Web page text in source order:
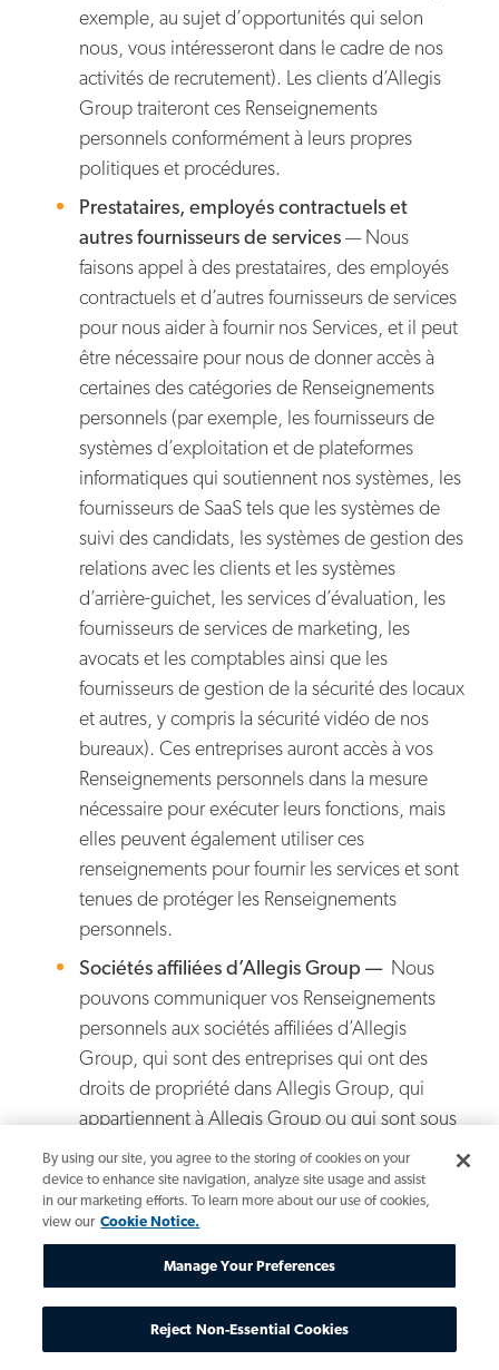
exemple, au sujet d’opportunités qui selon
nous, vous intéresseront dans le cadre de nos
activités de recrutement). Les clients d’Allegis
Group traiteront ces Renseignements
personnels conformément à leurs propres
politiques et procédures.
Prestataires, employés contractuels et
autres fournisseurs de services— Nous
faisons appel à des prestataires, des employés
contractuels et d’autres fournisseurs de services
pour nous aider à fournir nos Services, et il peut
être nécessaire pour nous de donner accès à
certaines des catégories de Renseignements
personnels (par exemple, les fournisseurs de
systèmes d’exploitation et de plateformes
informatiques qui soutiennent nos systèmes, les
fournisseurs de SaaS tels que les systèmes de
suivi des candidats, les systèmes de gestion des
relations avec les clients et les systèmes
d’arrière-guichet, les services d’évaluation, les
fournisseurs de services de marketing, les
avocats et les comptables ainsi que les
fournisseurs de gestion de la sécurité des locaux
et autres, y compris la sécurité vidéo de nos
bureaux). Ces entreprises auront accès à vos
Renseignements personnels dans la mesure
nécessaire pour exécuter leurs fonctions, mais
elles peuvent également utiliser ces
renseignements pour fournir les services et sont
tenues de protéger les Renseignements
personnels.
Sociétés affiliées d’Allegis Group — Nous
pouvons communiquer vos Renseignements
personnels aux sociétés affiliées d’Allegis
Group, qui sont des entreprises qui ont des
droits de propriété dans Allegis Group, qui
appartiennent à Allegis Group ou qui sont sous
contrôle conjoint avec Allegis Group par
exemple pour trouver des offres d’emploi qui
correspondent à votre profil ou pour utiliser des
Partenaires de transferts commerciaux— Il
pourrait arriver, pour des raisons stratégiques ou
By using our site, you agree to the storing of cookies on your
device to enhance site navigation, analyze site usage and assist
in our marketing efforts. To learn more about our use of cookies,
view our Cookie Notice.
Manage Your Preferences
Reject Non-Essential Cookies